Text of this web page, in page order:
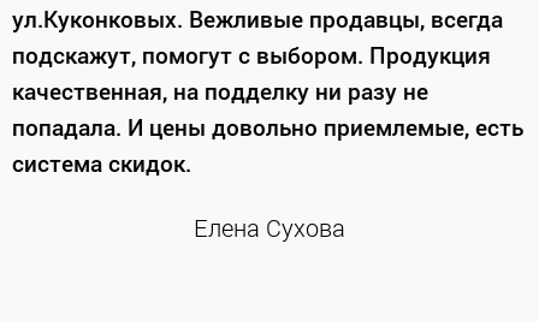
ул.Куконковых. Вежливые продавцы, всегда
подскажут, помогут с выбором. Продукция
качественная, на подделку ни разу не
попадала. И цены довольно приемлемые, есть
система скидок.
Елена Сухова